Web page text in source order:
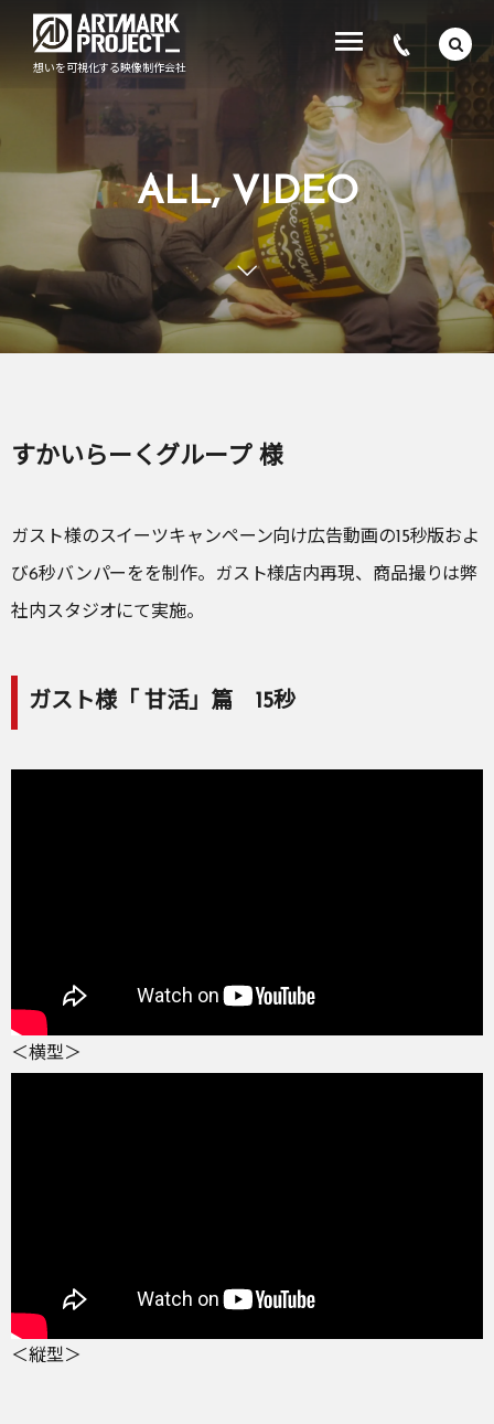
想いを可視化する映像制作会社
ALL, VIDEO
すかいらーくグループ 様
ガスト様のスイーツキャンペーン向け広告動画の15秒版およ
び6秒バンパーをを制作。ガスト様店内再現、商品撮りは弊
社内スタジオにて実施。
ガスト様「 甘活」篇 15秒
＜横型＞
＜縦型＞